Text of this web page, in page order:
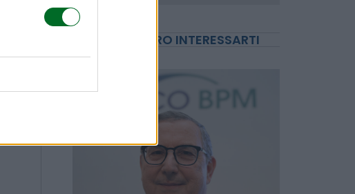
POTREBBERO INTERESSARTI